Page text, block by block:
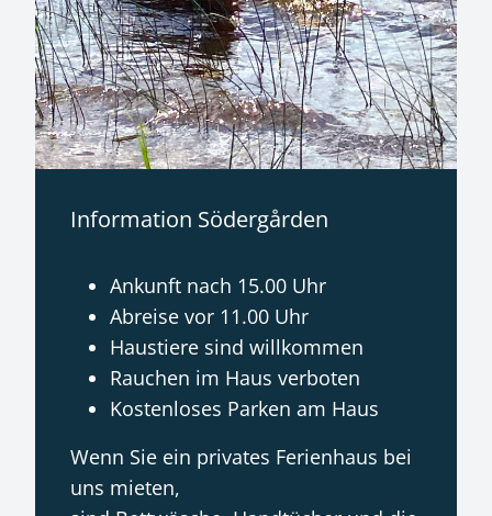
Information Södergården
Ankunft nach 15.00 Uhr
Abreise vor 11.00 Uhr
Haustiere sind willkommen
Rauchen im Haus verboten
Kostenloses Parken am Haus
Wenn Sie ein privates Ferienhaus bei
uns mieten,